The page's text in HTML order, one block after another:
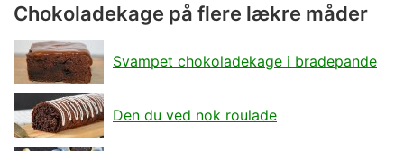
Chokoladekage på flere lækre måder
Svampet chokoladekage i bradepande
Den du ved nok roulade